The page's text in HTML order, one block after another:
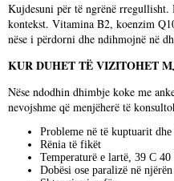
Kujdesuni për të ngrënë rregullisht.
kontekst. Vitamina B2, koenzim
nëse i përdorni dhe ndihmojnë në
KUR DUHET TË VIZITOHET
Nëse ndodhin dhimbje koke me
nevojshme që menjëherë të
Probleme në të kuptuarit
Rënia të fikët
Temperaturë e lartë, 39 C 40
Dobësi ose paralizë në